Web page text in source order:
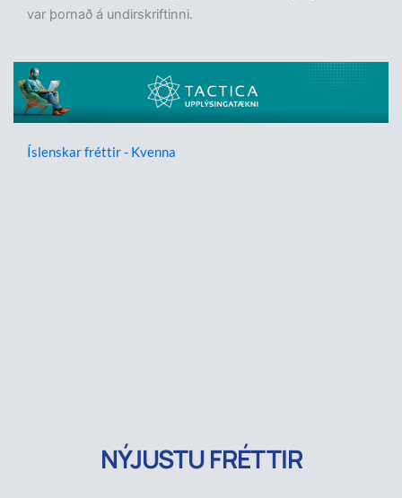
var þornað á undirskriftinni.
Íslenskar fréttir - Kvenna
NÝJUSTU FRÉTTIR